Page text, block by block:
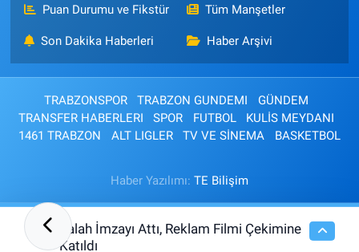
Puan Durumu ve Fikstür Tüm Manşetler
Son Dakika Haberleri Haber Arşivi
TRABZONSPOR TRABZON GUNDEMI
GÜNDEM
TRANSFER HABERLERI
SPOR FUTBOL
KULİS MEYDANI
1461 TRABZON
ALT LIGLER TV VE SİNEMA BASKETBOL
Haber Yazılımı: TE Bilişim
16:26
Salah İmzayı Attı, Reklam Filmi Çekimine
Katıldı